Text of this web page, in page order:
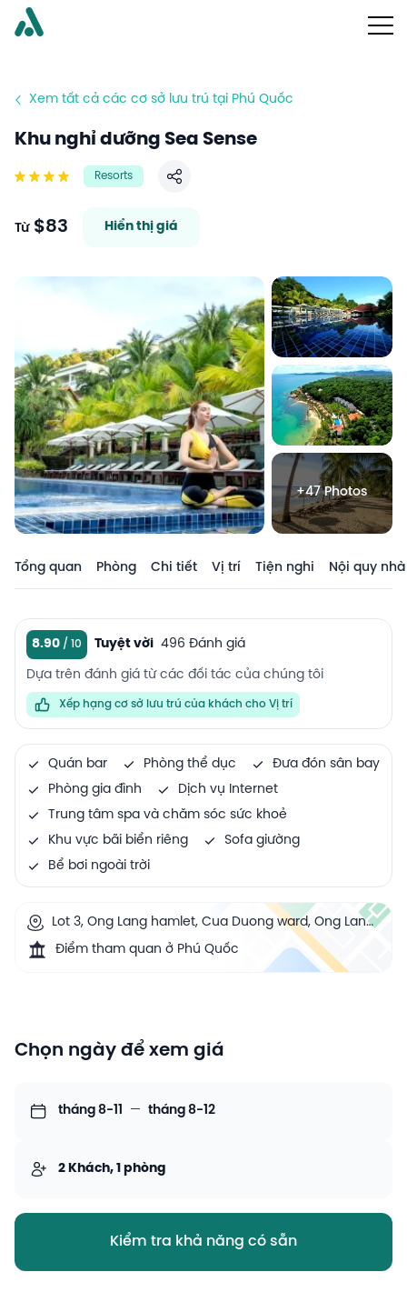
Xem tất cả các cơ sở lưu trú tại Phú Quốc
Khu nghỉ dưỡng Sea Sense
Resorts
Chia sẻ
Từ$83 Hiển thị giá
+47 Photos
Tổng quan Phòng Chi tiết Vị trí Tiện nghi Nội quy nhà
8.90 Tuyệt vời 496 Đánh giá
Dựa trên đánh giá từ các đối tác của chúng tôi
Xếp hạng cơ sở lưu trú của khách cho Vị trí
Quán bar Phòng thể dục
Đưa đón sân bay
Phòng gia đình
Dịch vụ Internet
Trung tâm spa và chăm sóc sức khoẻ
Khu vực bãi biển riêng
Sofa giường
Bể bơi ngoài trời
Lot 3, Ong Lang hamlet, Cua Duong ward, Ong Lang,
Phu Quoc, Vietnam
Điểm tham quan ở Phú Quốc
Chọn ngày để xem giá
tháng 8-11 — tháng 8-12
2 Khách, 1 phòng
Kiểm tra khả năng có sẵn